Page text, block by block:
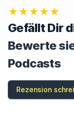
★★★★★
Gefällt Dir
Bewerte
Podcasts
Rezension